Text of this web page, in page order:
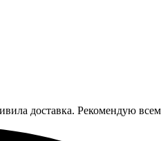
доставка. Рекомендую